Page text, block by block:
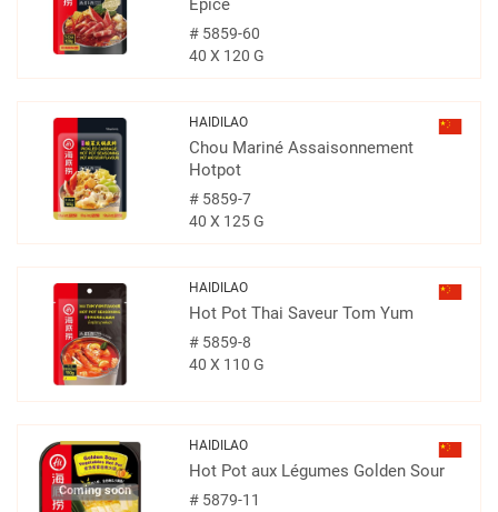
Épicé
#5859-60
40 X 120 G
HAIDILAO
Chou Mariné Assaisonnement
Hotpot
#5859-7
40 X 125 G
HAIDILAO
Hot Pot Thai Saveur Tom Yum
#5859-8
40 X 110 G
Coming soon
HAIDILAO
Hot Pot aux Légumes Golden Sour
#5879-11